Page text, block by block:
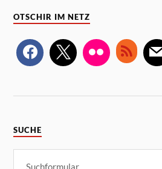
OTSCHIR IM NETZ
SUCHE